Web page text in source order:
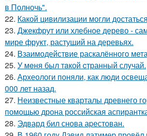
в Полночь".
22. Какой цивилизации могли
23. Джекфрут или хлебное дерево -
мире фрукт, растущий на деревьях.
24. Взаимодействие раскалённого
25. У мeня был тaкой cтранный слyчай.
26. Археологи поняли, как люди
000 лет назад.
27. Неизвестные кварталы древнего
помощью дрона российская
28. Эдвард бил снова аpестован.